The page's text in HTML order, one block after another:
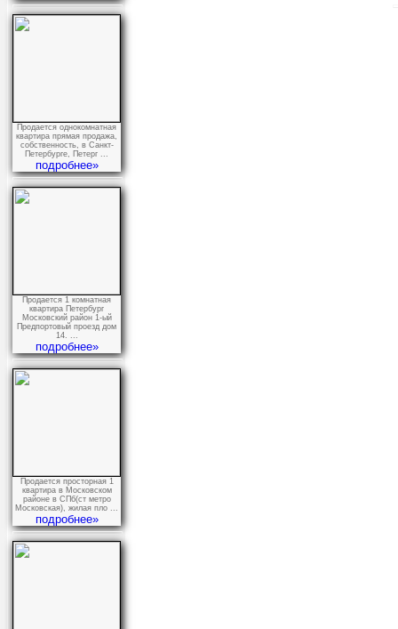
Продается однокомнатная
квартира прямая продажа,
собственность, в Санкт-
Петербурге, Петерг ...
подробнее»
Продается 1 комнатная
квартира Петербург
Московский район 1-ый
Предпортовый проезд дом
14. ...
подробнее»
Продается просторная 1
квартира в Московском
районе в СПб(ст метро
Московская), жилая пло ...
подробнее»